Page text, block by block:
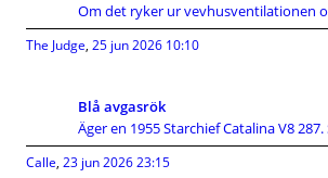
Om det ryker ur vevhusventilationen
The Judge, 25 jun 2026 10:10
Blå avgasrök
Äger en 1955 Starchief Catalina V8
Calle, 23 jun 2026 23:15